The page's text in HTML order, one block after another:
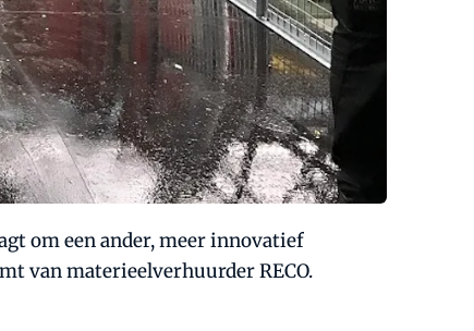
om een ander, meer innovatief
van materieelverhuurder RECO.